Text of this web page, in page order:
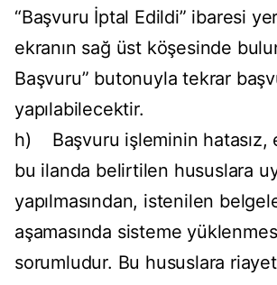
“Başvuru İptal Edildi” ibaresi yer
ekranın sağ üst köşesinde
Başvuru” butonuyla tekrar
yapılabilecektir.
h) Başvuru işleminin hatasız,
bu ilanda belirtilen hususlara
yapılmasından, istenilen
aşamasında sisteme
sorumludur. Bu hususlara